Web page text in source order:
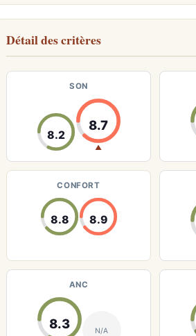
Détail des critères
SON
8.2
8.7
▲
CONFORT
8.8 8.9
ANC
8.3 N/A